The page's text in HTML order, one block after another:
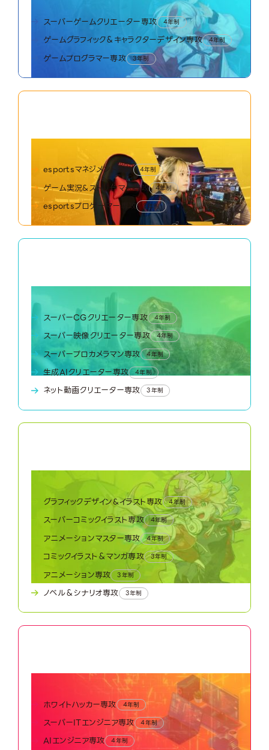
スーパーゲームクリエーター専攻 4年制
ゲームグラフィック＆キャラクターデザイン専攻 4年制
ゲームプログラマー専攻 3年制
esportsマネジメント専攻 4年制
ゲーム実況&ストリーマー専攻 4年制
esportsプロゲーマー専攻 3年制
スーパーCGクリエーター専攻 4年制
スーパー映像クリエーター専攻 4年制
スーパープロカメラマン専攻 4年制
生成AIクリエーター専攻 4年制
ネット動画クリエーター専攻 3年制
グラフィックデザイン&イラスト専攻 4年制
スーパーコミックイラスト専攻 4年制
アニメーションマスター専攻 4年制
コミックイラスト＆マンガ専攻 3年制
アニメーション専攻 3年制
ノベル＆シナリオ専攻 3年制
ホワイトハッカー専攻 4年制
スーパーITエンジニア専攻 4年制
AIエンジニア専攻 4年制